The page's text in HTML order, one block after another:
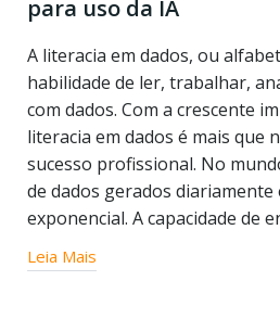
para uso da IA
A literacia em dados, ou
habilidade de ler, trabalhar,
com dados. Com a crescente
literacia em dados é mais que
sucesso profissional. No
de dados gerados diariamente
exponencial. A capacidade de
Leia Mais